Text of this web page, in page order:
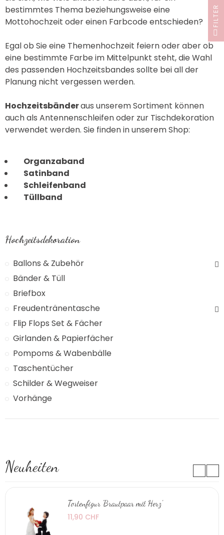
bestimmtes Thema beziehungsweise eine
Mottohochzeit oder einen Farbcode entschieden?
Egal ob Sie eine Themenhochzeit feiern oder aber ob
eine bestimmte Farbe im Mittelpunkt steht, die Wahl
des passenden Hochzeitsbandes sollte bei all der
Planung nicht vergessen werden.
Hochzeitsbänderaus unserem Sortiment können
auch als Antennenschleifen oder zur Tischdekoration
verwendet werden. Sie finden in unserem Shop:
Organzaband
Satinband
Schleifenband
Tüllband
Hochzeitsdekoration
Ballons & Zubehör
Bänder & Tüll
Briefbox
Freudentränentasche
Flip Flops Set & Fächer
Girlanden & Papierfächer
Pompoms & Wabenbälle
Taschentücher
Schilder & Wegweiser
Vorhänge
Neuheiten
Tortenfigur 'Brautpaar mit Herz'
11,90 CHF
FILTER